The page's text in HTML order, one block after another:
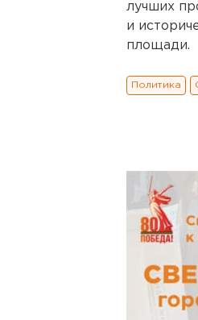
лучших
и
площади.
Политика